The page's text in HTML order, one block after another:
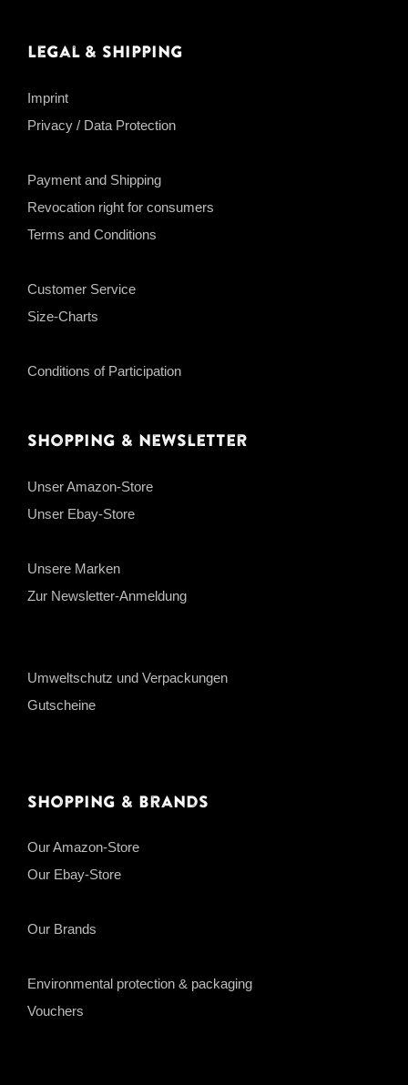
Legal & Shipping
Imprint
Privacy / Data Protection
Payment and Shipping
Revocation right for consumers
Terms and Conditions
Customer Service
Size-Charts
Conditions of Participation
Shopping & Newsletter
Unser Amazon-Store
Unser Ebay-Store
Unsere Marken
Zur Newsletter-Anmeldung
Umweltschutz und Verpackungen
Gutscheine
Shopping & Brands
Our Amazon-Store
Our Ebay-Store
Our Brands
Environmental protection & packaging
Vouchers